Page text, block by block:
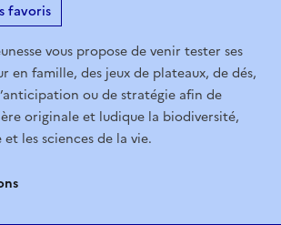
favoris
vous propose de venir tester ses
en famille, des jeux de plateaux, de dés,
ou de stratégie afin de
originale et ludique la biodiversité,
les sciences de la vie.